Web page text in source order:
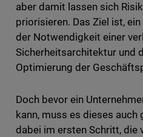
aber damit lassen sich
priorisieren. Das Ziel ist,
der Notwendigkeit einer
Sicherheitsarchitektur und
Optimierung der
Doch bevor ein
kann, muss es dieses auch
dabei im ersten Schritt, die